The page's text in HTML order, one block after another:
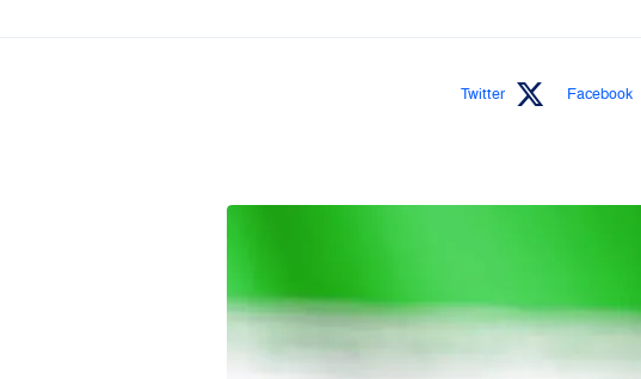
Facebook
Twitter